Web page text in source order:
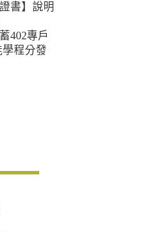
書】說明
402專戶
程分發